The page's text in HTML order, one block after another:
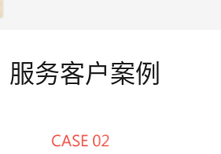
服务客户案例